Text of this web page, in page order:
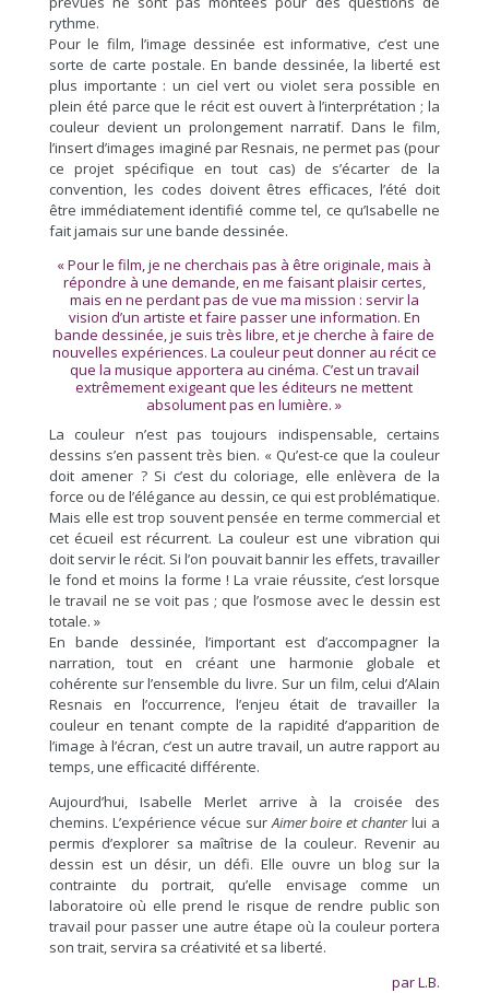
rythme.
Pour le film, l’image dessinée est informative, c’est une
sorte de carte postale. En bande dessinée, la liberté est
plus importante : un ciel vert ou violet sera possible en
plein été parce que le récit est ouvert à l’interprétation ; la
couleur devient un prolongement narratif. Dans le film,
l’insert d’images imaginé par Resnais, ne permet pas (pour
ce projet spécifique en tout cas) de s’écarter de la
convention, les codes doivent êtres efficaces, l’été doit
être immédiatement identifié comme tel, ce qu’Isabelle ne
fait jamais sur une bande dessinée.
« Pour le film, je ne cherchais pas à être originale, mais à
répondre à une demande, en me faisant plaisir certes,
mais en ne perdant pas de vue ma mission : servir la
vision d’un artiste et faire passer une information. En
bande dessinée, je suis très libre, et je cherche à faire de
nouvelles expériences. La couleur peut donner au récit ce
que la musique apportera au cinéma. C’est un travail
extrêmement exigeant que les éditeurs ne mettent
absolument pas en lumière. »
La couleur n’est pas toujours indispensable, certains
dessins s’en passent très bien. « Qu’est-ce que la couleur
doit amener ? Si c’est du coloriage, elle enlèvera de la
force ou de l’élégance au dessin, ce qui est problématique.
Mais elle est trop souvent pensée en terme commercial et
cet écueil est récurrent. La couleur est une vibration qui
doit servir le récit. Si l’on pouvait bannir les effets, travailler
le fond et moins la forme ! La vraie réussite, c’est lorsque
le travail ne se voit pas ; que l’osmose avec le dessin est
totale. »
En bande dessinée, l’important est d’accompagner la
narration, tout en créant une harmonie globale et
cohérente sur l’ensemble du livre. Sur un film, celui d’Alain
Resnais en l’occurrence, l’enjeu était de travailler la
couleur en tenant compte de la rapidité d’apparition de
l’image à l’écran, c’est un autre travail, un autre rapport au
temps, une efficacité différente.
Aujourd’hui, Isabelle Merlet arrive à la croisée des
chemins. L’expérience vécue surAimer boire et chanterlui a
permis d’explorer sa maîtrise de la couleur. Revenir au
dessin est un désir, un défi. Elle ouvre un blog sur la
contrainte du portrait, qu’elle envisage comme un
laboratoire où elle prend le risque de rendre public son
travail pour passer une autre étape où la couleur portera
son trait, servira sa créativité et sa liberté.
par L.B.